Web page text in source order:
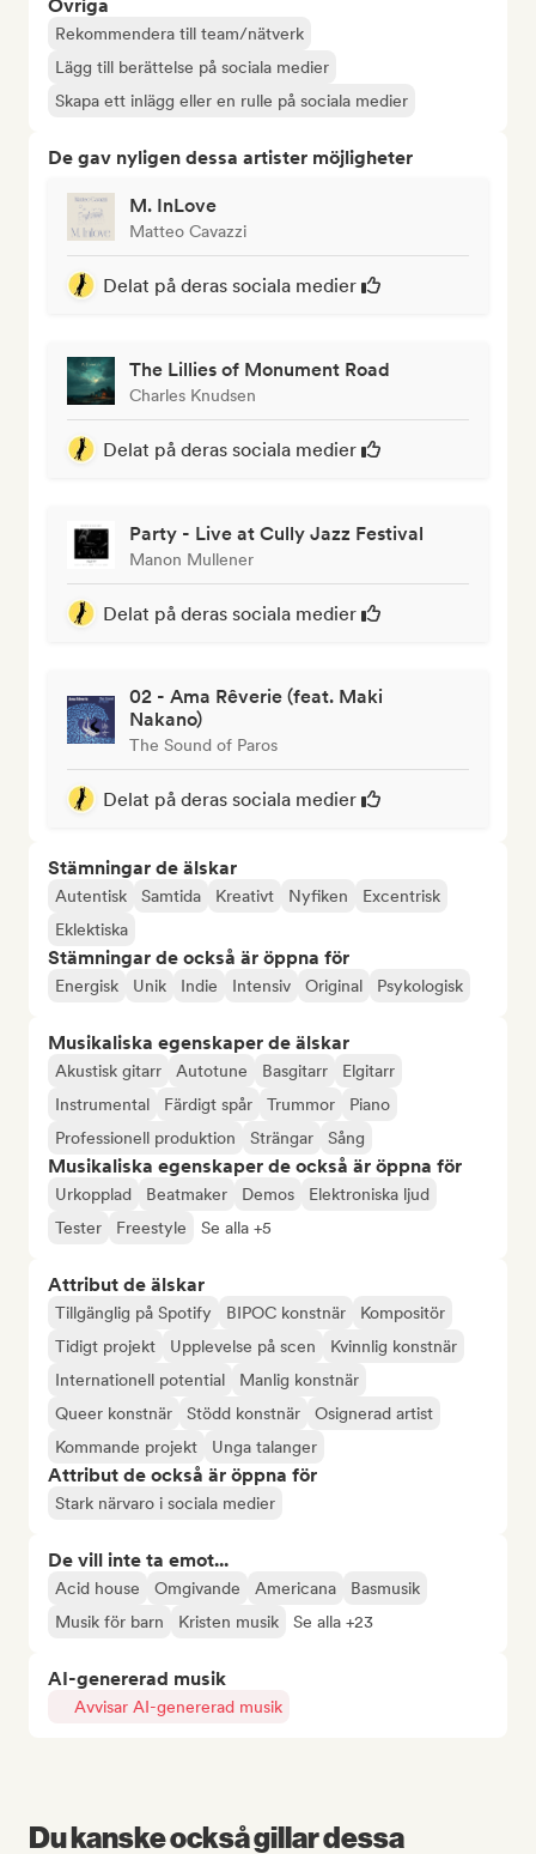
Övriga
Rekommendera till team/nätverk
Lägg till berättelse på sociala medier
Skapa ett inlägg eller en rulle på sociala medier
De gav nyligen dessa artister möjligheter
M. InLove
Matteo Cavazzi
Delat på deras sociala medier
The Lillies of Monument Road
Charles Knudsen
Delat på deras sociala medier
Party - Live at Cully Jazz Festival
Manon Mullener
Delat på deras sociala medier
02 - Ama Rêverie (feat. Maki
Nakano)
The Sound of Paros
Delat på deras sociala medier
Stämningar de älskar
Autentisk Samtida Kreativt Nyfiken
Excentrisk
Eklektiska
Stämningar de också är öppna för
Energisk Unik Indie Intensiv Original Psykologisk
Musikaliska egenskaper de älskar
Akustisk gitarr Autotune Basgitarr
Elgitarr
Instrumental
Färdigt spår Trummor
Piano
Professionell produktion
Strängar Sång
Musikaliska egenskaper de också är öppna för
Urkopplad Beatmaker Demos
Elektroniska ljud
Tester
Freestyle Se alla +5
Attribut de älskar
Tillgänglig på Spotify BIPOC konstnär
Kompositör
Tidigt projekt
Upplevelse på scen
Kvinnlig konstnär
Internationell potential
Manlig konstnär
Queer konstnär
Stödd konstnär
Osignerad artist
Kommande projekt
Unga talanger
Attribut de också är öppna för
Stark närvaro i sociala medier
De vill inte ta emot...
Acid house Omgivande Americana
Basmusik
Musik för barn
Kristen musik Se alla +23
AI-genererad musik
Avvisar AI-genererad musik
Du kanske också gillar dessa